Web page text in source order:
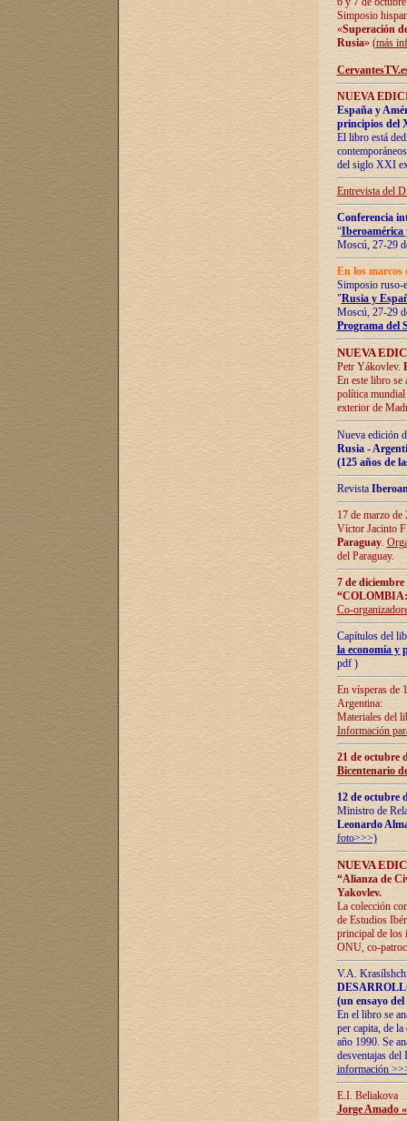
Simposio
«Superación
Rusia» (más
NUEVA
España y
principios del
El libro está
del siglo XXI
Entrevista del
Conferencia
“Iberoamérica
Moscú, 27-29
En los marcos
Simposio ruso-
"Rusia y
Moscú, 27-29
Programa del
NUEVA
Petr Yákovlev.
En este libro se
política mundial
exterior de
Nueva edición
Rusia -
(125 años de
Revista
17 de marzo
Víctor Jacinto
Paraguay.
del Paraguay.
7 de
Co-
Capítulos del
la economía y
pdf )
En vísperas de
Argentina:
Materiales del
Información
21 de octubre
Bicentenario
12 de octubre
Ministro de
Leonardo
foto>>>)
NUEVA
“Alianza de
Yakovlev.
La colección
de Estudios
principal de los
ONU, co-
V.A.
(un ensayo
En el libro se
per capita, de
año 1990. Se
desventajas
información
E.I. Beliakova
Jorge Amado